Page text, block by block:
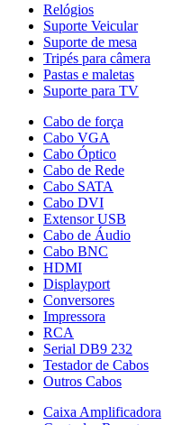
Relógios
Suporte Veicular
Suporte de mesa
Tripés para câmera
Pastas e maletas
Suporte para TV
Cabo de força
Cabo VGA
Cabo Óptico
Cabo de Rede
Cabo SATA
Cabo DVI
Extensor USB
Cabo de Áudio
Cabo BNC
HDMI
Displayport
Conversores
Impressora
RCA
Serial DB9 232
Testador de Cabos
Outros Cabos
Caixa Amplificadora